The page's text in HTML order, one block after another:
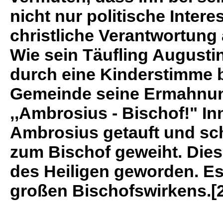
nicht nur politische
christliche Verantwortung
Wie sein Täufling
durch eine Kinderstimme
Gemeinde seine
,,Ambrosius - Bischof!"
Ambrosius getauft und
zum Bischof geweiht.
des Heiligen geworden.
großen